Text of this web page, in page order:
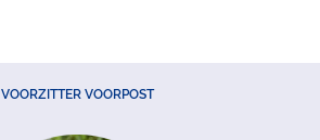
VOORZITTER VOORPOST